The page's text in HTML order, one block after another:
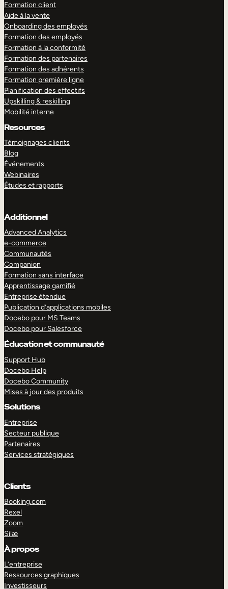
Formation client
Aide à la vente
Onboarding des employés
Formation des employés
Formation à la conformité
Formation des partenaires
Formation des adhérents
Formation première ligne
Planification des effectifs
Upskilling & reskilling
Mobilité interne
Resources
Témoignages clients
Blog
Événements
Webinaires
Études et rapports
Additionnel
Advanced Analytics
e-commerce
Communautés
Companion
Formation sans interface
Apprentissage gamifié
Entreprise étendue
Publication d’applications mobiles
Docebo pour MS Teams
Docebo pour Salesforce
Éducation et communauté
Support Hub
Docebo Help
Docebo Community
Mises à jour des produits
Solutions
Entreprise
Secteur publique
Partenaires
Services stratégiques
Clients
Booking.com
Rexel
Zoom
Silæ
À propos
L’entreprise
Ressources graphiques
Investisseurs